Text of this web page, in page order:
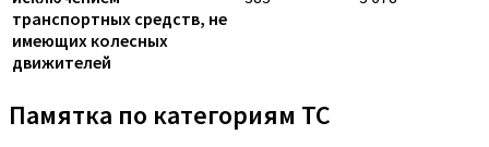
транспортных средств, не
имеющих колесных
движителей
Памятка по категориям ТС